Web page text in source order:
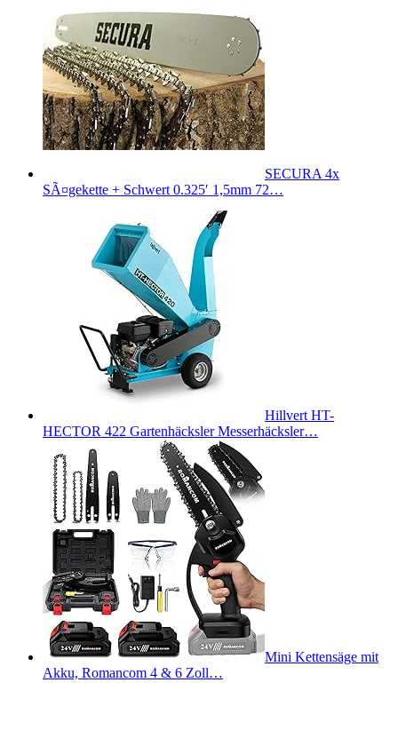
SECURA 4x
SÃ¤gekette + Schwert 0.325′ 1,5mm 72…
Hillvert HT-
HECTOR 422 Gartenhäcksler Messerhäcksler…
Mini Kettensäge mit
Akku, Romancom 4 & 6 Zoll…